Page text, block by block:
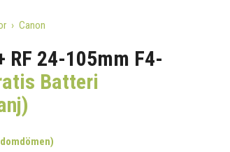
Canon
RF 24-105mm F4-
Batteri